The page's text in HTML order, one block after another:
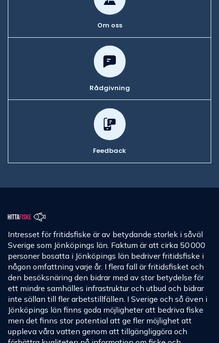
Om oss
Rådgivning
Feedback
Intresset för fritidsfiske är av betydande storlek i såväl
Sverige som Jönköpings län. Faktum är att cirka 50 000
personer bosatta i Jönköpings län bedriver fritidsfiske i
någon omfattning varje år. I flera fall är fritidsfisket och
den besöksnäring den bidrar med av stor betydelse för
ett mindre samhälles infrastruktur och utbud och bidrar
inte sällan till fler arbetstillfällen. I Sverige och så även i
Jönköpings län finns goda möjligheter att bedriva fiske
men det finns stor potential att ge fler möjlighet att
uppleva våra vatten genom att tillgängliggöra och